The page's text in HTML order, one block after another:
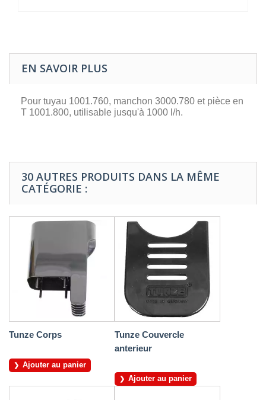
EN SAVOIR PLUS
Pour tuyau 1001.760, manchon 3000.780 et pièce en
T 1001.800, utilisable jusqu'à 1000 l/h.
30 AUTRES PRODUITS DANS LA MÊME
CATÉGORIE :
Tunze Corps
Ajouter au panier
Tunze Couvercle
anterieur
Ajouter au panier